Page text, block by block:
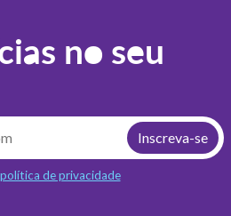
no seu
política de privacidade